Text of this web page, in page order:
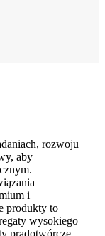
rozwoju
aby
i
produkty to
wysokiego